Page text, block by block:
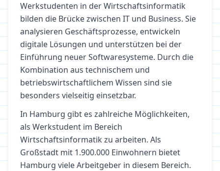
Werkstudenten in der Wirtschaftsinformatik
bilden die Brücke zwischen IT und Business. Sie
analysieren Geschäftsprozesse, entwickeln
digitale Lösungen und unterstützen bei der
Einführung neuer Softwaresysteme. Durch die
Kombination aus technischem und
betriebswirtschaftlichem Wissen sind sie
besonders vielseitig einsetzbar.
In Hamburg gibt es zahlreiche Möglichkeiten,
als Werkstudent im Bereich
Wirtschaftsinformatik zu arbeiten. Als
Großstadt mit 1.900.000 Einwohnern bietet
Hamburg viele Arbeitgeber in diesem Bereich.